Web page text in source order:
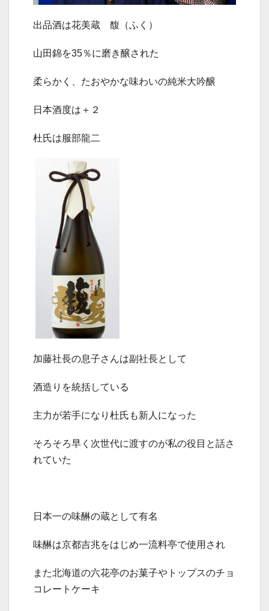
出品酒は花美蔵 馥（ふく）
山田錦を35％に磨き醸された
柔らかく、たおやかな味わいの純米大吟醸
日本酒度は＋２
杜氏は服部龍二
加藤社長の息子さんは副社長として
酒造りを統括している
主力が若手になり杜氏も新人になった
そろそろ早く次世代に渡すのが私の役目と話さ
れていた
日本一の味醂の蔵として有名
味醂は京都吉兆をはじめ一流料亭で使用され
また北海道の六花亭のお菓子やトップスのチョ
コレートケーキ